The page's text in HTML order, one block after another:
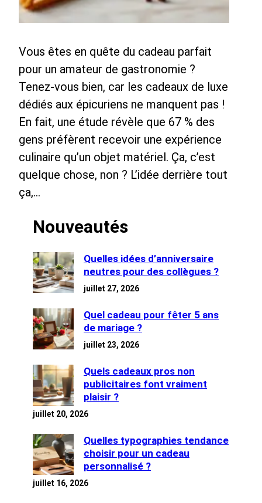
Vous êtes en quête du cadeau parfait
pour un amateur de gastronomie ?
Tenez-vous bien, car les cadeaux de luxe
dédiés aux épicuriens ne manquent pas !
En fait, une étude révèle que 67 % des
gens préfèrent recevoir une expérience
culinaire qu’un objet matériel. Ça, c’est
quelque chose, non ? L’idée derrière tout
ça,…
Nouveautés
Quelles idées d’anniversaire
neutres pour des collègues ?
juillet 27, 2026
Quel cadeau pour fêter 5 ans
de mariage ?
juillet 23, 2026
Quels cadeaux pros non
publicitaires font vraiment
plaisir ?
juillet 20, 2026
Quelles typographies tendance
choisir pour un cadeau
personnalisé ?
juillet 16, 2026